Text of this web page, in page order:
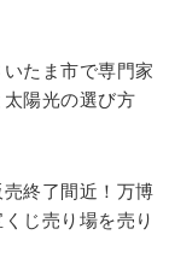
たま市で専門家
陽光の選び方
終了間近！万博
じ売り場を売り